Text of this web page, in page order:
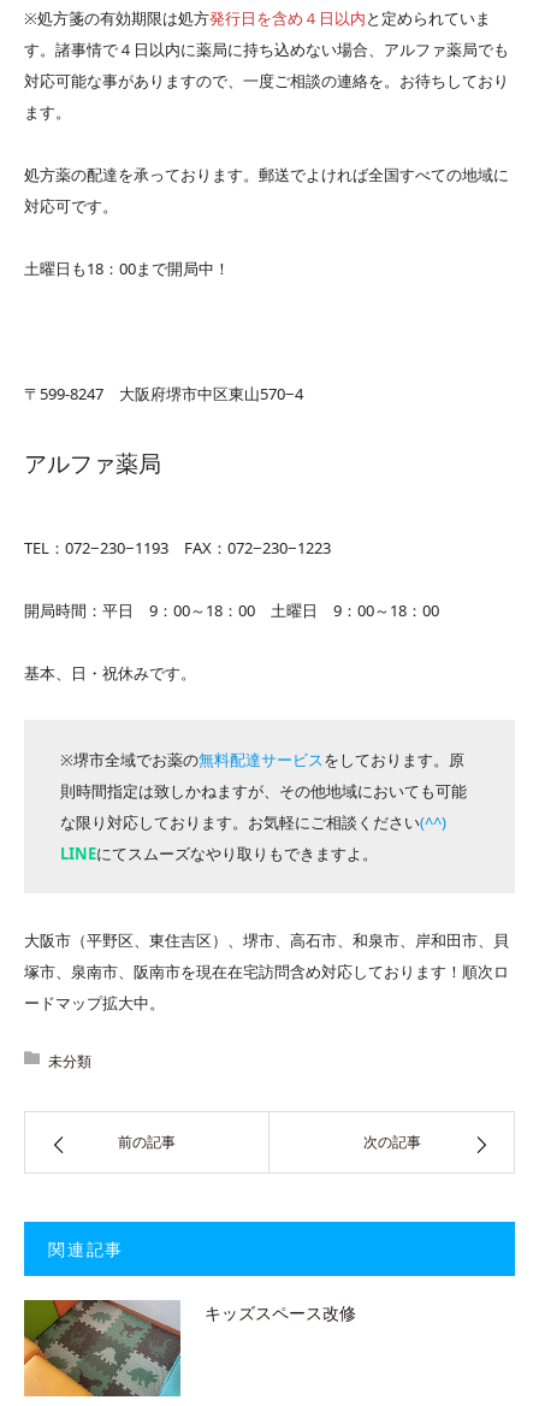
※処方箋の有効期限は処方発行日を含め４日以内と定められていま
す。諸事情で４日以内に薬局に持ち込めない場合、アルファ薬局でも
対応可能な事がありますので、一度ご相談の連絡を。お待ちしており
ます。
処方薬の配達を承っております。郵送でよければ全国すべての地域に
対応可です。
土曜日も18：00まで開局中！
〒599-8247 大阪府堺市中区東山570−4
アルファ薬局
TEL：072−230−1193 FAX：072−230−1223
開局時間：平日 9：00～18：00 土曜日 9：00～18：00
基本、日・祝休みです。
※堺市全域でお薬の無料配達サービスをしております。原
則時間指定は致しかねますが、その他地域においても可能
な限り対応しております。お気軽にご相談ください(^^)
LINEにてスムーズなやり取りもできますよ。
大阪市（平野区、東住吉区）、堺市、高石市、和泉市、岸和田市、貝
塚市、泉南市、阪南市を現在在宅訪問含め対応しております！順次ロ
ードマップ拡大中。
未分類
前の記事 次の記事
関連記事
キッズスペース改修